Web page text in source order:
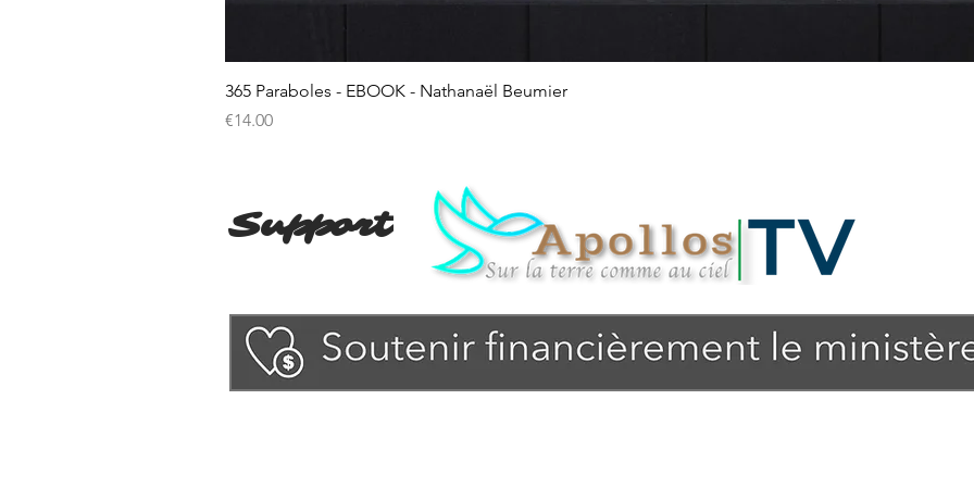
365 Paraboles - EBOOK - Nathanaël Beumier
Price
€14.00
Support